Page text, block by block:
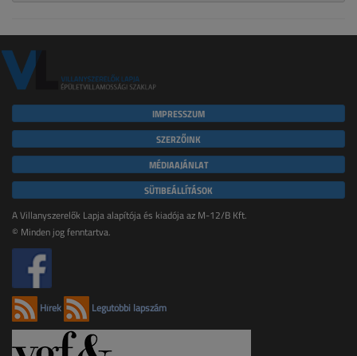
IMPRESSZUM
SZERZŐINK
MÉDIAAJÁNLAT
SÜTIBEÁLLÍTÁSOK
A Villanyszerelők Lapja alapítója és kiadója az M-12/B Kft.
© Minden jog fenntartva.
Hírek Legutóbbi lapszám